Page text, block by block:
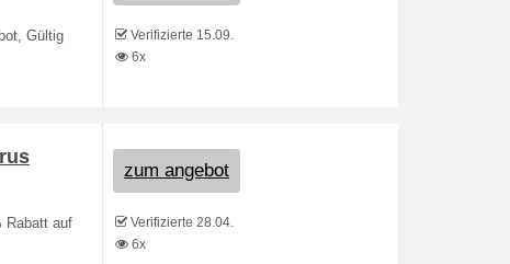
Gültig
Verifizierte 15.09.
6x
Rabatt auf
zum angebot
Verifizierte 28.04.
6x